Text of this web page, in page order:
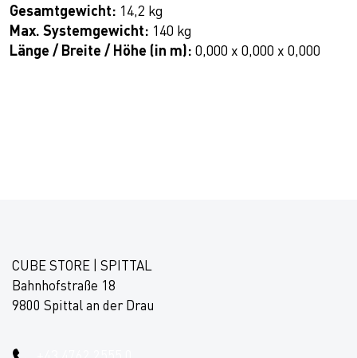
Gesamtgewicht: 14,2 kg
Max. Systemgewicht: 140 kg
Länge / Breite / Höhe (in m): 0,000 x 0,000 x 0,000
CUBE STORE | SPITTAL
Bahnhofstraße 18
9800 Spittal an der Drau